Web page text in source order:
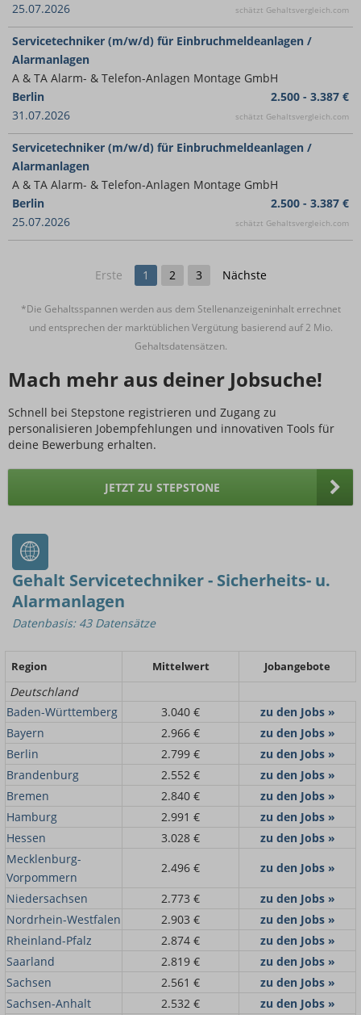
25.07.2026
schätzt Gehaltsvergleich.com
Servicetechniker (m/w/d) für Einbruchmeldeanlagen /
Alarmanlagen
A & TA Alarm- & Telefon-Anlagen Montage GmbH
Berlin
31.07.2026
2.500 - 3.387 €
schätzt Gehaltsvergleich.com
Servicetechniker (m/w/d) für Einbruchmeldeanlagen /
Alarmanlagen
A & TA Alarm- & Telefon-Anlagen Montage GmbH
Berlin
25.07.2026
2.500 - 3.387 €
schätzt Gehaltsvergleich.com
Erste 1 2 3 Nächste
*Die Gehaltsspannen werden aus dem Stellenanzeigeninhalt errechnet
und entsprechen der marktüblichen Vergütung basierend auf 2 Mio.
Gehaltsdatensätzen.
Mach mehr aus deiner Jobsuche!
Schnell bei Stepstone registrieren und Zugang zu
personalisieren Jobempfehlungen und innovativen Tools für
deine Bewerbung erhalten.
JETZT ZU STEPSTONE
Gehalt Servicetechniker - Sicherheits- u.
Alarmanlagen
Datenbasis: 43 Datensätze
Region Mittelwert Jobangebote
Deutschland
Baden-Württemberg
3.040 €
zu den Jobs »
Bayern
2.966 €
zu den Jobs »
Berlin
2.799 €
zu den Jobs »
Brandenburg
2.552 €
zu den Jobs »
Bremen
2.840 €
zu den Jobs »
Hamburg
2.991 €
zu den Jobs »
Hessen
3.028 €
zu den Jobs »
Mecklenburg-
Vorpommern
2.496 €
zu den Jobs »
Niedersachsen
2.773 €
zu den Jobs »
Nordrhein-Westfalen
2.903 €
zu den Jobs »
Rheinland-Pfalz
2.874 €
zu den Jobs »
Saarland
2.819 €
zu den Jobs »
Sachsen
2.561 €
zu den Jobs »
Sachsen-Anhalt
2.532 € zu den Jobs »